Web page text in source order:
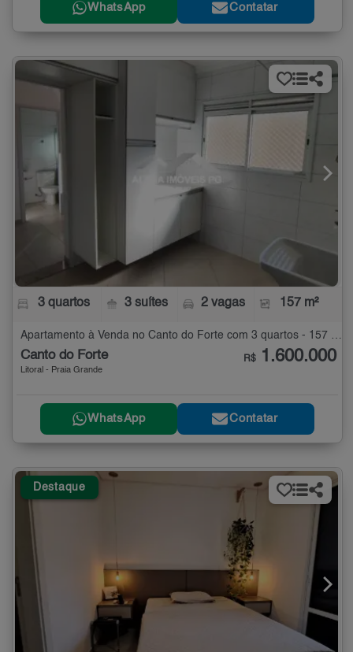
WhatsApp Contatar
3 quartos 3 suítes 2 vagas 157 m²
Canto do Forte
Litoral - Praia Grande
R$ 1.600.000
WhatsApp Contatar
Destaque